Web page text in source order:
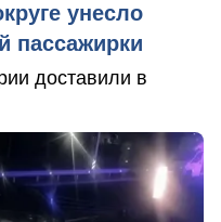
унесло
пассажирки
доставили в